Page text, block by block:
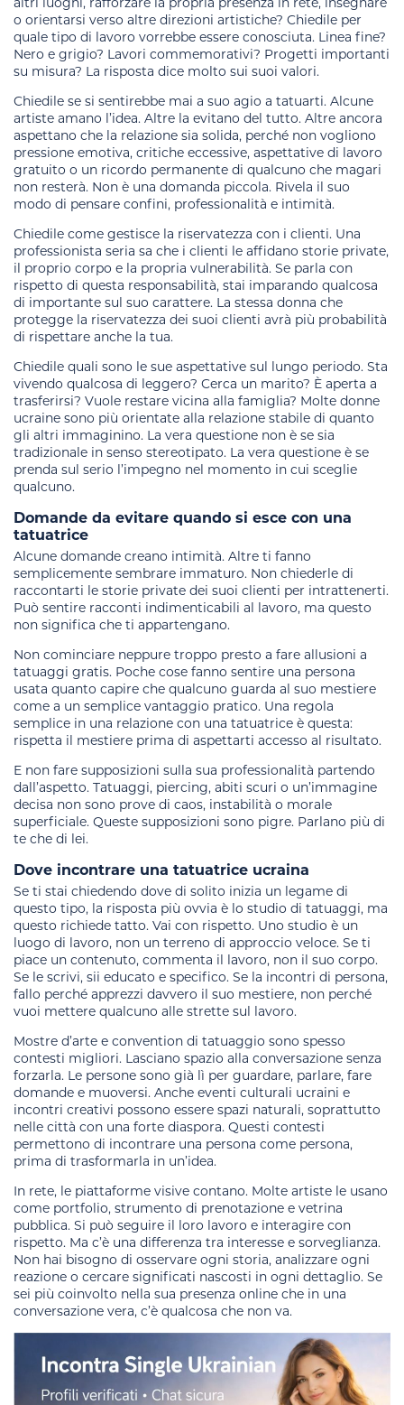
o orientarsi verso altre direzioni artistiche? Chiedile per
quale tipo di lavoro vorrebbe essere conosciuta. Linea fine?
Nero e grigio? Lavori commemorativi? Progetti importanti
su misura? La risposta dice molto sui suoi valori.
Chiedile se si sentirebbe mai a suo agio a tatuarti. Alcune
artiste amano l’idea. Altre la evitano del tutto. Altre ancora
aspettano che la relazione sia solida, perché non vogliono
pressione emotiva, critiche eccessive, aspettative di lavoro
gratuito o un ricordo permanente di qualcuno che magari
non resterà. Non è una domanda piccola. Rivela il suo
modo di pensare confini, professionalità e intimità.
Chiedile come gestisce la riservatezza con i clienti. Una
professionista seria sa che i clienti le affidano storie private,
il proprio corpo e la propria vulnerabilità. Se parla con
rispetto di questa responsabilità, stai imparando qualcosa
di importante sul suo carattere. La stessa donna che
protegge la riservatezza dei suoi clienti avrà più probabilità
di rispettare anche la tua.
Chiedile quali sono le sue aspettative sul lungo periodo. Sta
vivendo qualcosa di leggero? Cerca un marito? È aperta a
trasferirsi? Vuole restare vicina alla famiglia? Molte donne
ucraine sono più orientate alla relazione stabile di quanto
gli altri immaginino. La vera questione non è se sia
tradizionale in senso stereotipato. La vera questione è se
prenda sul serio l’impegno nel momento in cui sceglie
qualcuno.
Domande da evitare quando si esce con una
tatuatrice
Alcune domande creano intimità. Altre ti fanno
semplicemente sembrare immaturo. Non chiederle di
raccontarti le storie private dei suoi clienti per intrattenerti.
Può sentire racconti indimenticabili al lavoro, ma questo
non significa che ti appartengano.
Non cominciare neppure troppo presto a fare allusioni a
tatuaggi gratis. Poche cose fanno sentire una persona
usata quanto capire che qualcuno guarda al suo mestiere
come a un semplice vantaggio pratico. Una regola
semplice in una relazione con una tatuatrice è questa:
rispetta il mestiere prima di aspettarti accesso al risultato.
E non fare supposizioni sulla sua professionalità partendo
dall’aspetto. Tatuaggi, piercing, abiti scuri o un’immagine
decisa non sono prove di caos, instabilità o morale
superficiale. Queste supposizioni sono pigre. Parlano più di
te che di lei.
Dove incontrare una tatuatrice ucraina
Se ti stai chiedendo dove di solito inizia un legame di
questo tipo, la risposta più ovvia è lo studio di tatuaggi, ma
questo richiede tatto. Vai con rispetto. Uno studio è un
luogo di lavoro, non un terreno di approccio veloce. Se ti
piace un contenuto, commenta il lavoro, non il suo corpo.
Se le scrivi, sii educato e specifico. Se la incontri di persona,
fallo perché apprezzi davvero il suo mestiere, non perché
vuoi mettere qualcuno alle strette sul lavoro.
Mostre d’arte e convention di tatuaggio sono spesso
contesti migliori. Lasciano spazio alla conversazione senza
forzarla. Le persone sono già lì per guardare, parlare, fare
domande e muoversi. Anche eventi culturali ucraini e
incontri creativi possono essere spazi naturali, soprattutto
nelle città con una forte diaspora. Questi contesti
permettono di incontrare una persona come persona,
prima di trasformarla in un’idea.
In rete, le piattaforme visive contano. Molte artiste le usano
come portfolio, strumento di prenotazione e vetrina
pubblica. Si può seguire il loro lavoro e interagire con
rispetto. Ma c’è una differenza tra interesse e sorveglianza.
Non hai bisogno di osservare ogni storia, analizzare ogni
reazione o cercare significati nascosti in ogni dettaglio. Se
sei più coinvolto nella sua presenza online che in una
conversazione vera, c’è qualcosa che non va.